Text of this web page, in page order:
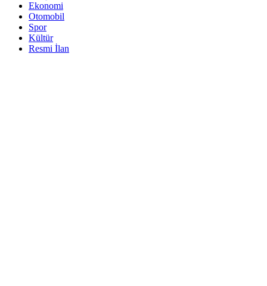
Ekonomi
Otomobil
Spor
Kültür
Resmi İlan